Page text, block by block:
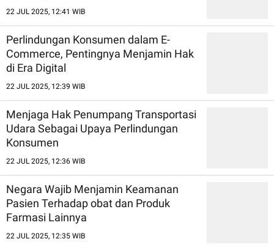
22 JUL 2025, 12:41 WIB
Perlindungan Konsumen dalam E-
Commerce, Pentingnya Menjamin Hak
di Era Digital
22 JUL 2025, 12:39 WIB
Menjaga Hak Penumpang Transportasi
Udara Sebagai Upaya Perlindungan
Konsumen
22 JUL 2025, 12:36 WIB
Negara Wajib Menjamin Keamanan
Pasien Terhadap obat dan Produk
Farmasi Lainnya
22 JUL 2025, 12:35 WIB